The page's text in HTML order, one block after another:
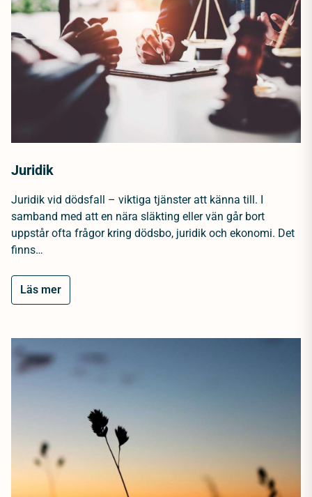
Juridik
Juridik vid dödsfall – viktiga tjänster att känna till. I
samband med att en nära släkting eller vän går bort
uppstår ofta frågor kring dödsbo, juridik och ekonomi. Det
finns…
Läs mer